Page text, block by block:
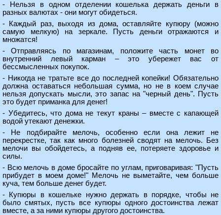
- Нельзя в одном отделении кошелька держать деньги в
разных валютах - они могут обидеться.
- Каждый раз, выходя из дома, оставляйте купюру (можно
самую мелкую) на зеркале. Пусть деньги отражаются и
множатся!
- Отправляясь по магазинам, положите часть монет во
внутренний левый карман – это убережет вас от
бессмысленных покупок.
- Никогда не тратьте все до последней копейки! Обязательно
должна оставаться небольшая сумма, но не в коем случае
нельзя допускать мысли, это запас на "черный день". Пусть
это будет приманка для денег!
- Убедитесь, что дома не текут краны – вместе с капающей
водой утекают денежки.
- Не подбирайте мелочь, особенно если она лежит не
перекрестке, так как много болезней сводят на мелочь. Без
мелочи вы обойдетесь, а подняв ее, потеряете здоровье и
силы.
- Всю мелочь в доме бросайте по углам, приговаривая: "Пусть
прибудет в моем доме!" Мелочь не выметайте, чем больше
куча, тем больше денег будет.
- Купюры в кошельке нужно держать в порядке, чтобы не
было смятых, пусть все купюры одного достоинства лежат
вместе, а за ними купюры другого достоинства.